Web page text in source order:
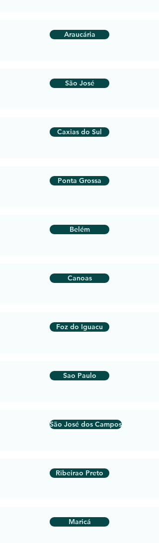
Araucária
São José
Caxias do Sul
Ponta Grossa
Belém
Canoas
Foz do Iguacu
Sao Paulo
São José dos Campos
Ribeirao Preto
Maricá